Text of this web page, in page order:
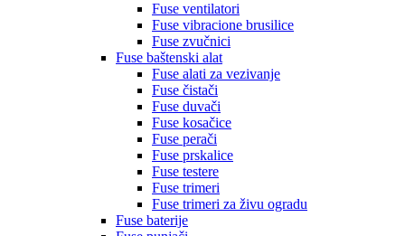
Fuse ventilatori
Fuse vibracione brusilice
Fuse zvučnici
Fuse baštenski alat
Fuse alati za vezivanje
Fuse čistači
Fuse duvači
Fuse kosačice
Fuse perači
Fuse prskalice
Fuse testere
Fuse trimeri
Fuse trimeri za živu ogradu
Fuse baterije